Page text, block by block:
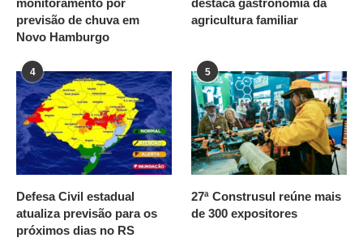
monitoramento por
previsão de chuva em
Novo Hamburgo
destaca gastronomia da
agricultura familiar
4
Defesa Civil estadual
atualiza previsão para os
próximos dias no RS
5
27ª Construsul reúne mais
de 300 expositores